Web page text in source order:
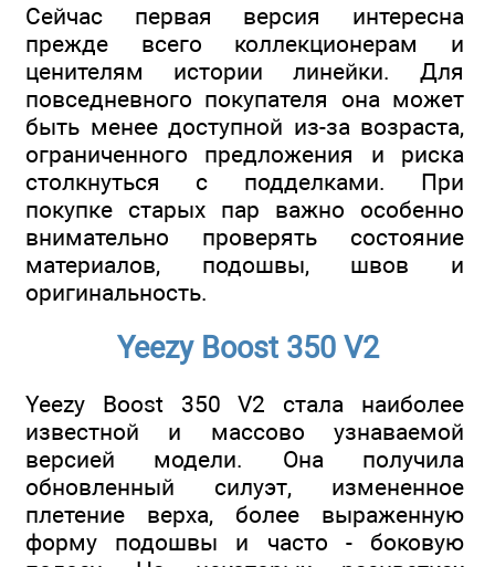
Сейчас первая версия интересна
прежде всего коллекционерам и
ценителям истории линейки. Для
повседневного покупателя она может
быть менее доступной из-за возраста,
ограниченного предложения и риска
столкнуться с подделками. При
покупке старых пар важно особенно
внимательно проверять состояние
материалов, подошвы, швов и
оригинальность.
Yeezy Boost 350 V2
Yeezy Boost 350 V2 стала наиболее
известной и массово узнаваемой
версией модели. Она получила
обновленный силуэт, измененное
плетение верха, более выраженную
форму подошвы и часто - боковую